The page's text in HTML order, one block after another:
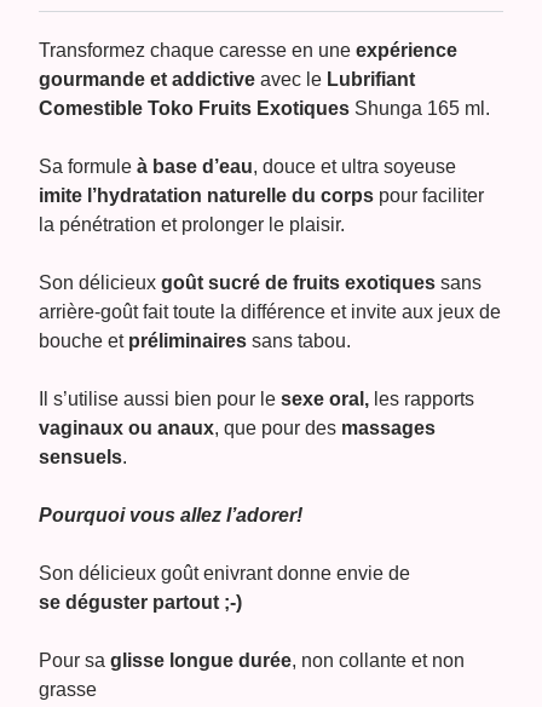
Transformez chaque caresse en uneexpérience
gourmande et addictiveavec le Lubrifiant
Comestible Toko Fruits Exotiques Shunga 165 ml.
Sa formuleà base d’eau, douce et ultra soyeuse
imite l’hydratation naturelle du corps pour faciliter
la pénétration et prolonger le plaisir.
Son délicieuxgoût sucré de fruits exotiques sans
arrière-goût fait toute la différence et invite aux jeux de
bouche et préliminaires sans tabou.
Il s’utilise aussi bien pour lesexe oral, les rapports
vaginaux ou anaux, que pour des massages
sensuels.
Pourquoi vous allez l’adorer!
Son délicieux goût enivrant donne envie de
se déguster partout ;-)
Pour saglisse longue durée, non collante et non
grasse